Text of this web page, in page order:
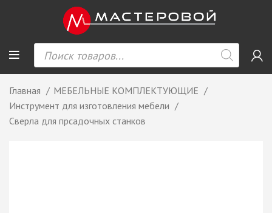
Главная
МЕБЕЛЬНЫЕ КОМПЛЕКТУЮЩИЕ
Инструмент для изготовления мебели
Сверла для прсадочных станков